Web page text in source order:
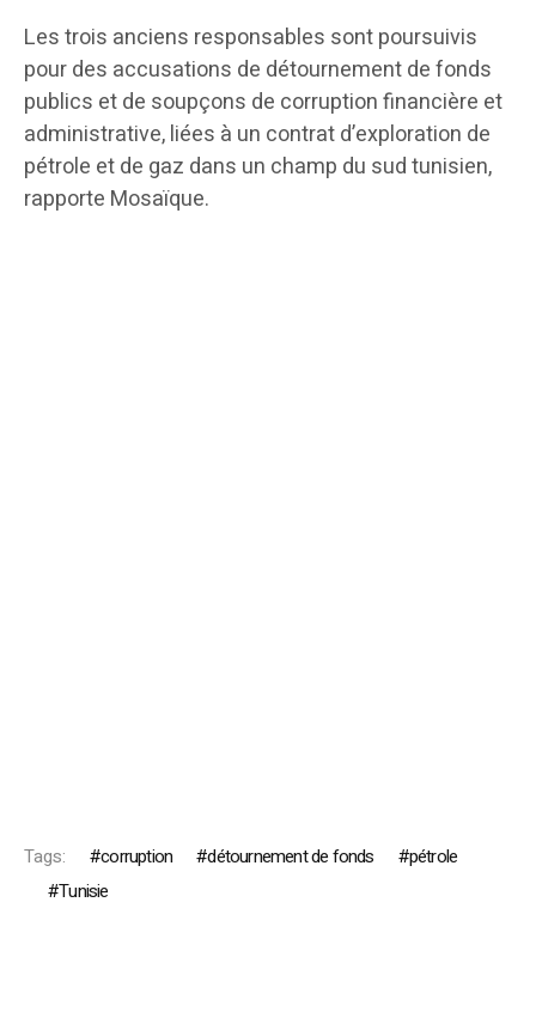
Les trois anciens responsables sont poursuivis
pour des accusations de détournement de fonds
publics et de soupçons de corruption financière et
administrative, liées à un contrat d’exploration de
pétrole et de gaz dans un champ du sud tunisien,
rapporte Mosaïque.
Tags: corruption détournement de fonds
pétrole
Tunisie